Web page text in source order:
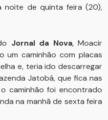
noite de quinta feira (20),
Jornal da Nova, Moacir
um caminhão com placas
e, teria ido descarregar
Jatobá, que fica nas
caminhão foi encontrado
na manhã de sexta feira